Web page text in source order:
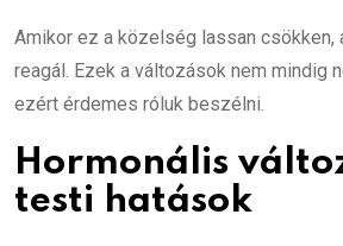
Amikor ez a közelség lassan csökken,
reagál. Ezek a változások nem mindig
ezért érdemes róluk beszélni.
Hormonális
testi hatások